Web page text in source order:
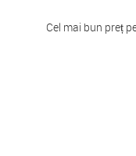
Cel mai bun preț